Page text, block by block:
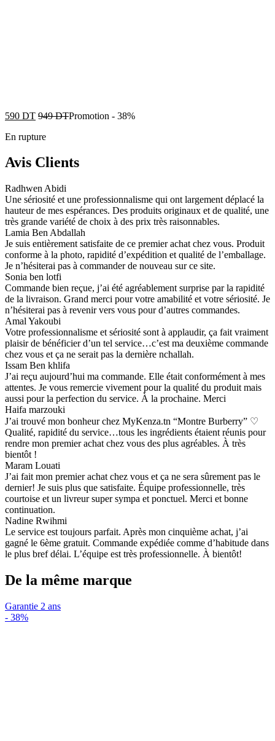
590 DT 949DTPromotion - 38%
En rupture
Avis Clients
Radhwen Abidi
Une sériosité et une professionnalisme qui ont largement déplacé la
hauteur de mes espérances. Des produits originaux et de qualité, une
très grande variété de choix à des prix très raisonnables.
Lamia Ben Abdallah
Je suis entièrement satisfaite de ce premier achat chez vous. Produit
conforme à la photo, rapidité d’expédition et qualité de l’emballage.
Je n’hésiterai pas à commander de nouveau sur ce site.
Sonia ben lotfi
Commande bien reçue, j’ai été agréablement surprise par la rapidité
de la livraison. Grand merci pour votre amabilité et votre sériosité. Je
n’hésiterai pas à revenir vers vous pour d’autres commandes.
Amal Yakoubi
Votre professionnalisme et sériosité sont à applaudir, ça fait vraiment
plaisir de bénéficier d’un tel service…c’est ma deuxième commande
chez vous et ça ne serait pas la dernière nchallah.
Issam Ben khlifa
J’ai reçu aujourd’hui ma commande. Elle était conformément à mes
attentes. Je vous remercie vivement pour la qualité du produit mais
aussi pour la perfection du service. À la prochaine. Merci
Haifa marzouki
J’ai trouvé mon bonheur chez MyKenza.tn “Montre Burberry” ♡
Qualité, rapidité du service…tous les ingrédients étaient réunis pour
rendre mon premier achat chez vous des plus agréables. À très
bientôt !
Maram Louati
J’ai fait mon premier achat chez vous et ça ne sera sûrement pas le
dernier! Je suis plus que satisfaite. Équipe professionnelle, très
courtoise et un livreur super sympa et ponctuel. Merci et bonne
continuation.
Nadine Rwihmi
Le service est toujours parfait. Après mon cinquième achat, j’ai
gagné le 6ème gratuit. Commande expédiée comme d’habitude dans
le plus bref délai. L’équipe est très professionnelle. À bientôt!
De la même marque
Garantie 2 ans
- 38%